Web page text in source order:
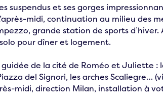
suspendus et ses gorges
midi, continuation au milieu des
grande station de sports
pour dîner et logement.
de la cité de Roméo et Juliette :
del Signori, les arches Scaliegre…
midi, direction Milan, installation à